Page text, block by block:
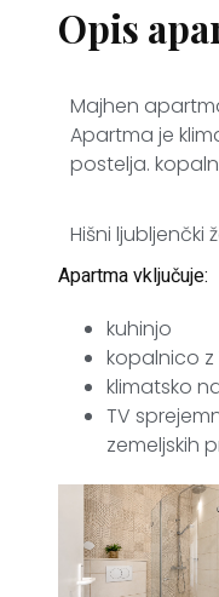
Opis
Majhen
Apartma je
postelja.
Hišni
Apartma vključuje:
kuhinjo
kopalnico z
klimatsko
TV
zemeljskih